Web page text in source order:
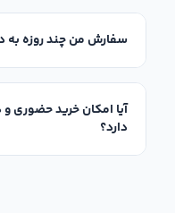
سفارش من چند روزه
آیا امکان خرید حضوری
دارد؟